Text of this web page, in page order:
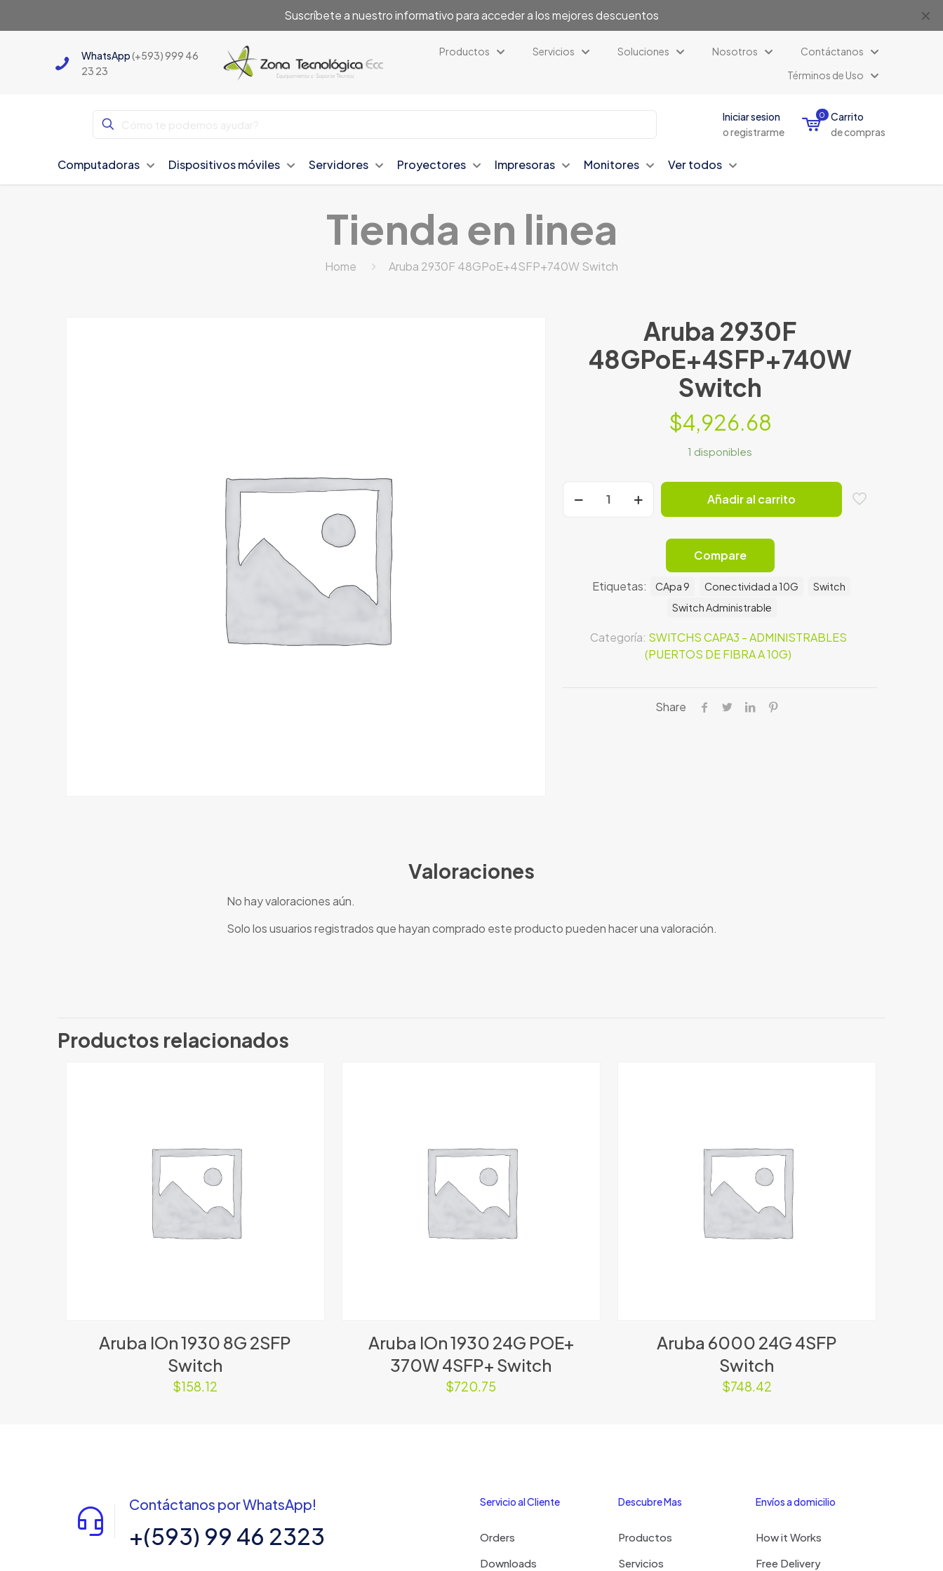
Suscríbete a nuestro informativo para acceder a los mejores descuentos ✕
WhatsApp(+593) 999 46
23 23
Productos Servicios Soluciones Nosotros
Contáctanos
Términos de Uso
Iniciar sesion
o registrarme
0
Carrito
de compras
Computadoras Dispositivos móviles Servidores Proyectores Impresoras Monitores Ver todos
Tienda en linea
Home Aruba 2930F 48GPoE+4SFP+740W Switch
Aruba 2930F
48GPoE+4SFP+740W
Switch
$4,926.68
1 disponibles
2930F
Añadir al carrito
Compare
Categoría: SWITCHS CAPA3 - ADMINISTRABLES
(PUERTOS DE FIBRA A 10G)
Etiquetas: CApa 9 Conectividad a 10G
Switch
Switch Administrable
Share
Valoraciones
No hay valoraciones aún.
Solo los usuarios registrados que hayan comprado este producto pueden hacer una valoración.
Productos relacionados
Aruba IOn 1930 8G 2SFP
Switch
$158.12
Aruba IOn 1930 24G POE+
370W 4SFP+ Switch
$720.75
Aruba 6000 24G 4SFP
Switch
$748.42
Contáctanos por WhatsApp!
+(593) 99 46 2323
Servicio al Cliente
Orders
Downloads
Descubre Mas
Productos
Servicios
Envíos a domicilio
How it Works
Free Delivery